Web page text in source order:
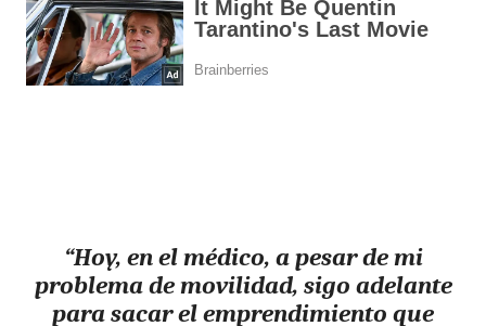
“Hoy, en el médico, a pesar de mi
problema de movilidad, sigo adelante
para sacar el emprendimiento que